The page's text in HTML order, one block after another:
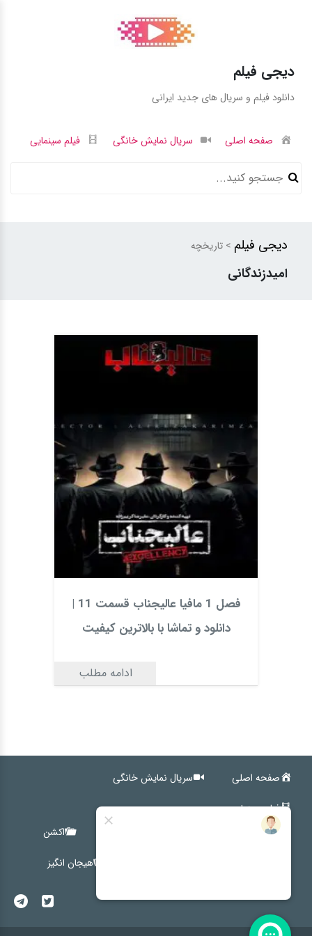
دیجی فیلم
دانلود فیلم و سریال های جدید ایرانی
صفحه اصلی سریال نمایش خانگی فیلم سینمایی
دیجی فیلم > تاریخچه
امیدزندگانی
فصل 1 مافیا عالیجناب قسمت 11 |
دانلود و تماشا با بالاترین کیفیت
ادامه مطلب
صفحه اصلی
سریال نمایش خانگی
فیلم سینمایی
کمدی
اکشن
هیجان انگیز